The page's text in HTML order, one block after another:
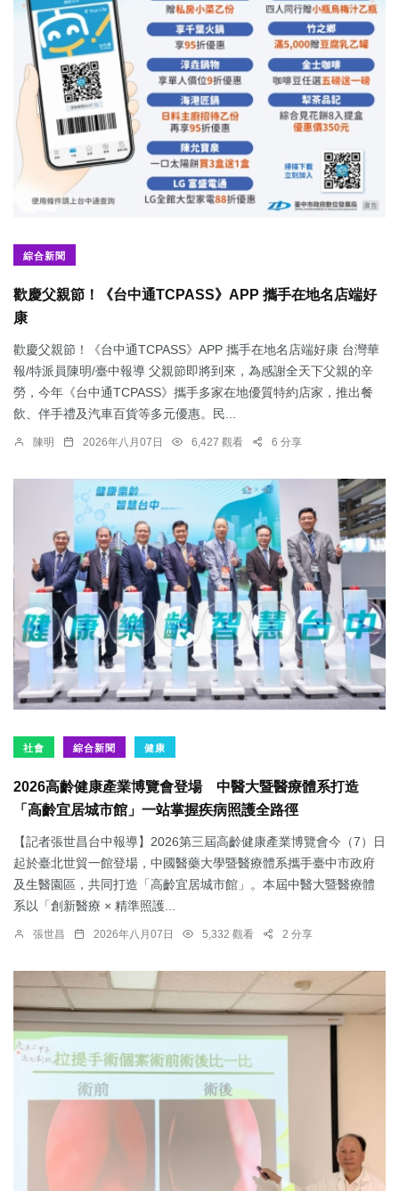
綜合新聞
歡慶父親節！《台中通TCPASS》APP 攜手在地名店端好
康
歡慶父親節！《台中通TCPASS》APP 攜手在地名店端好康 台灣華
報/特派員陳明/臺中報導 父親節即將到來，為感謝全天下父親的辛
勞，今年《台中通TCPASS》攜手多家在地優質特約店家，推出餐
飲、伴手禮及汽車百貨等多元優惠。民...
陳明 2026年八月07日 6,427 觀看 6 分享
社會 綜合新聞 健康
2026高齡健康產業博覽會登場 中醫大暨醫療體系打造
「高齡宜居城市館」一站掌握疾病照護全路徑
【記者張世昌台中報導】2026第三屆高齡健康產業博覽會今（7）日
起於臺北世貿一館登場，中國醫藥大學暨醫療體系攜手臺中市政府
及生醫園區，共同打造「高齡宜居城市館」。本屆中醫大暨醫療體
系以「創新醫療 × 精準照護...
張世昌 2026年八月07日 5,332 觀看 2 分享